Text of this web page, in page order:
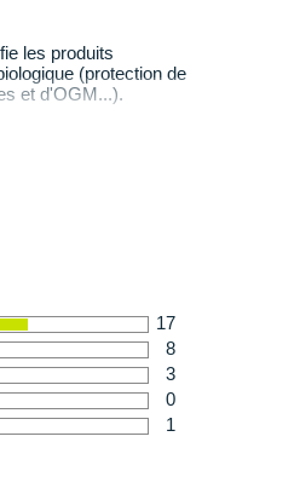
les produits
(protection de
et d'OGM...).
17
8
3
0
1